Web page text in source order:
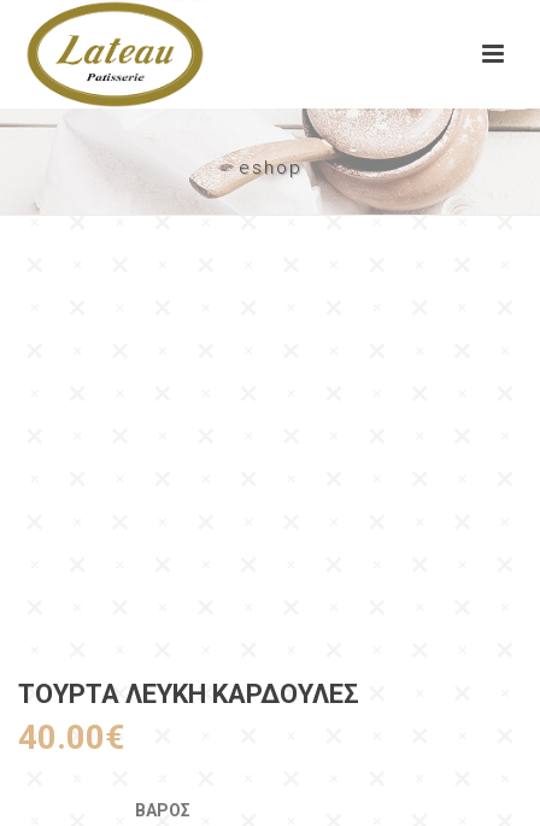
eshop
ΤΟΎΡΤΑ ΛΕΥΚΉ ΚΑΡΔΟΎΛΕΣ
40.00€
ΒΆΡΟΣ